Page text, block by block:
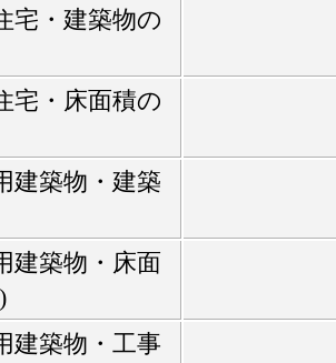
宅・建築物の
宅・床面積の
建築物・建築
建築物・床面
建築物・工事